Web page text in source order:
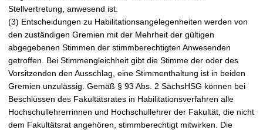
Stellvertretung, anwesend ist.
(3) Entscheidungen zu Habilitationsangelegenheiten werden von
den zuständigen Gremien mit der Mehrheit der gültigen
abgegebenen Stimmen der stimmberechtigten Anwesenden
getroffen. Bei Stimmengleichheit gibt die Stimme der oder des
Vorsitzenden den Ausschlag, eine Stimmenthaltung ist in beiden
Gremien unzulässig. Gemäß § 93 Abs. 2 SächsHSG können bei
Beschlüssen des Fakultätsrates in Habilitationsverfahren alle
Hochschullehrerrinnen und Hochschullehrer der Fakultät, die nicht
dem Fakultätsrat angehören, stimmberechtigt mitwirken. Die